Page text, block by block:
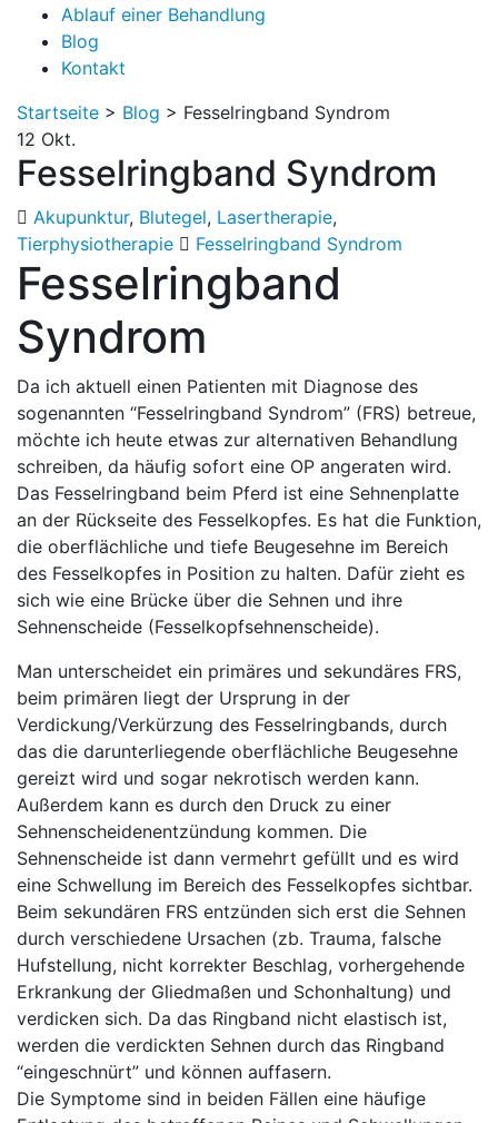
Ablauf einer Behandlung
Blog
Kontakt
Startseite > Blog > Fesselringband Syndrom
12 Okt.
Fesselringband Syndrom
Akupunktur, Blutegel, Lasertherapie,
Tierphysiotherapie
Fesselringband Syndrom
Fesselringband
Syndrom
Da ich aktuell einen Patienten mit Diagnose des
sogenannten “Fesselringband Syndrom” (FRS) betreue,
möchte ich heute etwas zur alternativen Behandlung
schreiben, da häufig sofort eine OP angeraten wird.
Das Fesselringband beim Pferd ist eine Sehnenplatte
an der Rückseite des Fesselkopfes. Es hat die Funktion,
die oberflächliche und tiefe Beugesehne im Bereich
des Fesselkopfes in Position zu halten. Dafür zieht es
sich wie eine Brücke über die Sehnen und ihre
Sehnenscheide (Fesselkopfsehnenscheide).
Man unterscheidet ein primäres und sekundäres FRS,
beim primären liegt der Ursprung in der
Verdickung/Verkürzung des Fesselringbands, durch
das die darunterliegende oberflächliche Beugesehne
gereizt wird und sogar nekrotisch werden kann.
Außerdem kann es durch den Druck zu einer
Sehnenscheidenentzündung kommen. Die
Sehnenscheide ist dann vermehrt gefüllt und es wird
eine Schwellung im Bereich des Fesselkopfes sichtbar.
Beim sekundären FRS entzünden sich erst die Sehnen
durch verschiedene Ursachen (zb. Trauma, falsche
Hufstellung, nicht korrekter Beschlag, vorhergehende
Erkrankung der Gliedmaßen und Schonhaltung) und
verdicken sich. Da das Ringband nicht elastisch ist,
werden die verdickten Sehnen durch das Ringband
“eingeschnürt” und können auffasern.
Die Symptome sind in beiden Fällen eine häufige